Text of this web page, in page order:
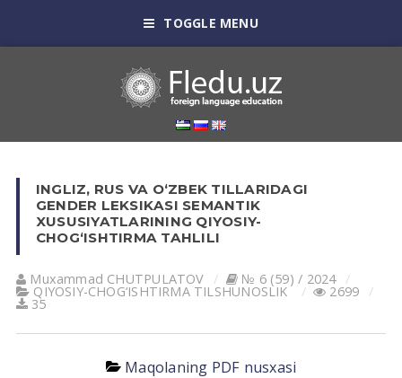
TOGGLE MENU
INGLIZ, RUS VA OʻZBEK TILLARIDAGI
GENDER LEKSIKASI SEMANTIK
XUSUSIYATLARINING QIYOSIY-
CHOGʻISHTIRMA TAHLILI
Muxammad CHUTPULATOV № 6 (59) / 2024
QIYOSIY-CHOG‘ISHTIRMA TILSHUNOSLIK 2699
35
Maqolaning PDF nusxasi